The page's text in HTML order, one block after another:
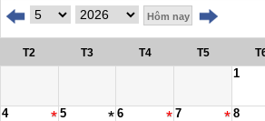
Hôm nay
T2 T3 T4 T5
1
4 5 6 7 8